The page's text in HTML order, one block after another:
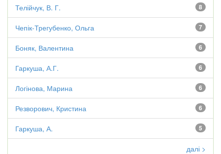
8
Телійчук, В. Г.
7
Чепік-Трегубенко, Ольга
6
Боняк, Валентина
6
Гаркуша, А.Г.
6
Логінова, Марина
6
Резворович, Кристина
5
Гаркуша, А.
далі >